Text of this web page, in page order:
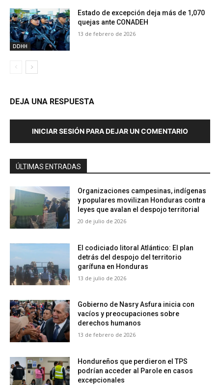
DDHH
Estado de excepción deja más de 1,070
quejas ante CONADEH
13 de febrero de 2026
DEJA UNA RESPUESTA
INICIAR SESIÓN PARA DEJAR UN COMENTARIO
ÚLTIMAS ENTRADAS
Organizaciones campesinas, indígenas
y populares movilizan Honduras contra
leyes que avalan el despojo territorial
20 de julio de 2026
El codiciado litoral Atlántico: El plan
detrás del despojo del territorio
garífuna en Honduras
13 de julio de 2026
Gobierno de Nasry Asfura inicia con
vacíos y preocupaciones sobre
derechos humanos
13 de febrero de 2026
Hondureños que perdieron el TPS
podrían acceder al Parole en casos
excepcionales